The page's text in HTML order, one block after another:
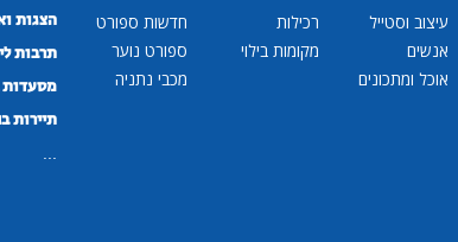
עיצוב וסטייל
אנשים
אוכל ומתכונים
רכילות
מקומות בילוי
חדשות ספורט
ספורט נוער
מכבי נתניה
הצגות
תרבות
מסעדות
תיירות